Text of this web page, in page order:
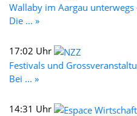
Wallaby im Aargau
Die ... »
17:02 Uhr
Festivals und
Bei ... »
14:31 Uhr